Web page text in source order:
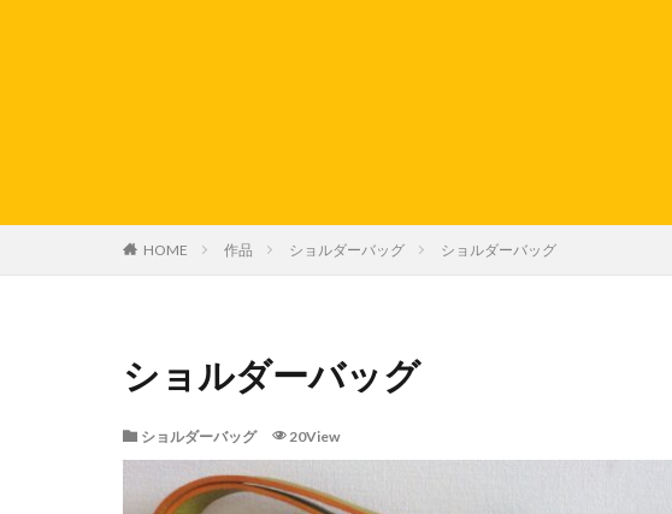
HOME 作品 ショルダーバッグ ショルダーバッグ
ショルダーバッグ
ショルダーバッグ 20View